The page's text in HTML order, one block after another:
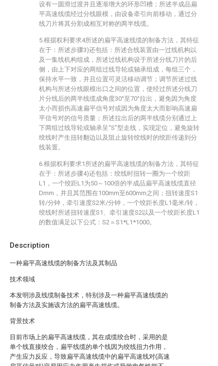
Description
一种扁平高速线缆的制备方法及其制品
技术领域
本发明涉及线缆制备技术，特别涉及一种扁平高速线缆的
制备方法及实施该方法的扁平高速线缆。
背景技术
目前市场上的扁平高速线缆，其在成缆绞合时，采用的是
单个线直接绞合，扁平线缆的单个线因为绞线扭力作用，
产生应力反应，导致扁平高速线缆中的扁平高速线对(高速
设有一圆滑过渡并且逐渐增大的环形凹槽；所述半成品扁
平高速线缆经过分线眼模，由设备牵引向前移动，通过分
线刀片将其分割成相互对称的两半线缆。
5.根据权利要求4所述的扁平高速线缆的制备方法，其特征
在于：所述步骤3)还包括：所述合线装置由一过线机构以
及一集线机构组成，所述过线机构设于所述分线刀片的后
侧，由上下对应的两组过线导轮或轴承组成，每组三个，
保持水平一致，并且位置可灵活移动调节；调节所述过线
机构与所述分线眼模出口之间的位置，使经过所述分线刀
片分线后的两半线缆成角度30°至70°拉出，避免因为角度
太小而损伤高速扁平信号对或因为角度太大而影响高速扁
平信号对的信号质量；所述拉出后的两半线缆分别通过上
下两组过线导轮或轴承呈“S”型走线，实现定位，避免旋转
绞线时产生扭转翻边以及阻止旋转绞线时的绞距传递到分
线装置。
6.根据权利要求1所述的扁平高速线缆的制备方法，其特征
在于：所述步骤4)还包括：绞线时扭转一圈为一个绞距
L1，一个绞距L1为50～100倍的半成品扁平高速线缆直径
Dmm，并且其范围在100mm至600mm之间；扭转速度S1
转/分钟，牵引速度S2米/分钟，一个绞距长度L1毫米/转，
绞线时所述扭转速度S1、牵引速度S2以及一个绞距长度L1
的数值满足以下公式：S2＝S1*L1*1000。